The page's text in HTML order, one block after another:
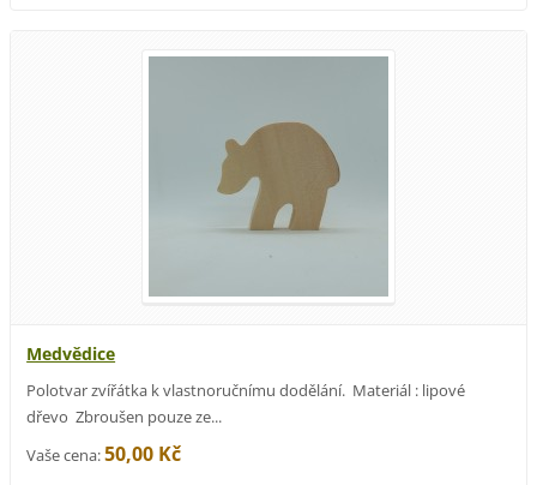
Medvědice
Polotvar zvířátka k vlastnoručnímu dodělání. Materiál : lipové
dřevo Zbroušen pouze ze...
Vaše cena:50,00 Kč